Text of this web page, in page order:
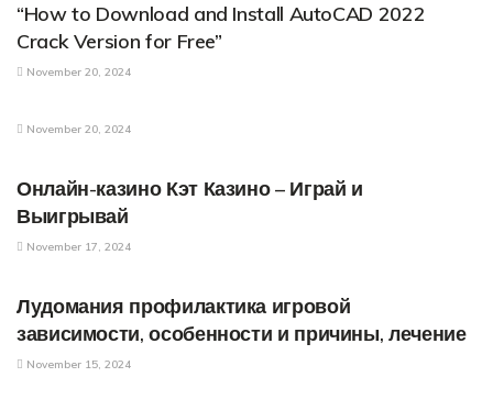
“How to Download and Install AutoCAD 2022
Crack Version for Free”
November 20, 2024
November 20, 2024
Онлайн-казино Кэт Казино – Играй и
Выигрывай
November 17, 2024
Лудомания профилактика игровой
зависимости, особенности и причины, лечение
November 15, 2024